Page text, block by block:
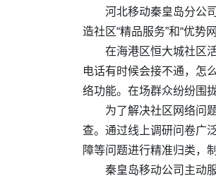
河北移动秦皇岛分公
造社区“精品服务”和“优势
在海港区恒大城社区
电话有时候会接不通，怎
络功能。在场群众纷纷围
为了解决社区网络问
查。通过线上调研问卷广
障等问题进行精准归类，
秦皇岛移动公司主动